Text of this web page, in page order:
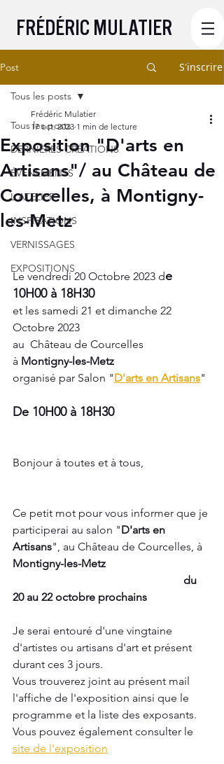
FRÉDÉRIC MULATIER
Post S'inscrire
Tous les posts
DERNIÈRES CRÉATIONS
ÉVÈNEMENTS
L'ATELIER
INSPIRATIONS
VERNISSAGES
EXPOSITIONS
Tous les posts
Exposition "D'arts en
Artisans"/ au Château de
Courcelles, à Montigny-
les-Metz
Frédéric Mulatier
17 oct. 2023 1 min de lecture
Le vendredi 20 Octobre 2023 de
10H00 à 18H30
et les samedi 21 et dimanche 22
Octobre 2023
au Château de Courcelles
à Montigny-les-Metz
organisé par Salon "D'arts en Artisans"
De 10H00 à 18H30
Bonjour à toutes et à tous,
Ce petit mot pour vous informer que je
participerai au salon "D'arts en
Artisans", au Château de Courcelles, à
Montigny-les-Metz
20 au 22 octobre prochains
Je serai entouré d'une vingtaine
d'artistes ou artisans d'art et présent
durant ces 3 jours.
Vous trouverez joint au présent mail
l'affiche de l'exposition ainsi que le
programme et la liste des exposants.
Vous pouvez également consulter le
site de l'exposition